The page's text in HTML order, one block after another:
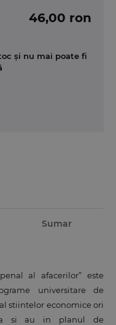
46,00 ron
și nu mai poate fi
Sumar
al afacerilor” este
universitare de
stiintelor economice ori
si au in planul de